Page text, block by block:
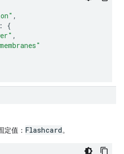
,
:
{
,
定值： Flashcard。